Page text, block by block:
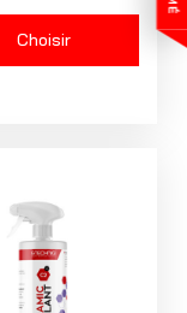
Choisir